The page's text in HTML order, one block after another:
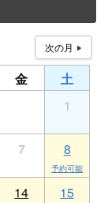
金
土
1
7 8
14 15